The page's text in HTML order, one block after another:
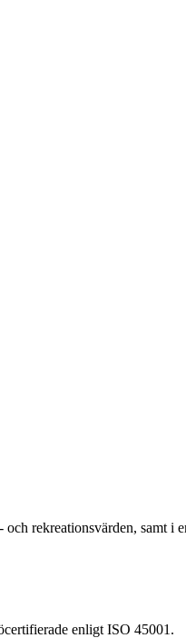
rekreationsvärden, samt i
enligt ISO 45001.